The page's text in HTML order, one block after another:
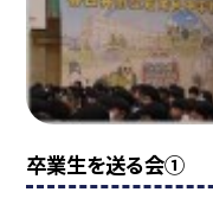
卒業生を送る会①